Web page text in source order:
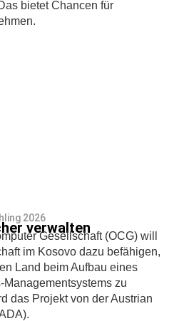
bietet Chancen für
2026
verwalten
Gesellschaft (OCG) will
im Kosovo dazu befähigen,
Land beim Aufbau eines
Managementsystems zu
das Projekt von der Austrian